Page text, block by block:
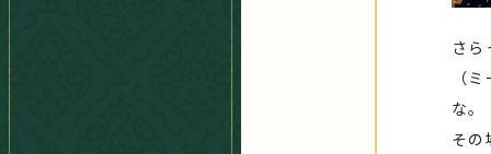
さ
（
な。
その